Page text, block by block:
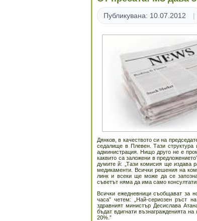
Публикувана: 10.07.2012
Дянков, в качеството си на
седалище в Плевен. Тази структура
администрация. Нищо друго не е
каквито са заложени в
думите й: „Тази комисия ще издава
медикаменти. Всички решения на
линк и всеки ще може да се
съветът няма да има само
Всички ежедневници съобщават за
часа” четем: „Най-сериозен ръст
здравният министър Десислава
бъдат вдигнати възнагражденията
20%.”